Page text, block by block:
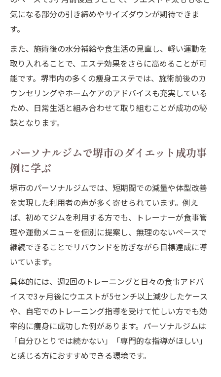
気になる部分の引き締めやサイズダウンが期待できま
す。
また、施術後の水分補給や食生活の見直し、軽い運動を
取り入れることで、エステ効果をさらに高めることが可
能です。堺市内の多くの痩身エステでは、施術前後のカ
ウンセリングやホームケアのアドバイスも充実している
ため、日常生活と組み合わせて取り組むことが成功の秘
訣となります。
パーソナルジムで堺市のダイエット成功事
例に学ぶ
堺市のパーソナルジムでは、短期間での減量や体型改善
を実現した利用者の声が多く寄せられています。例え
ば、初めてジムを利用する方でも、トレーナーが食事管
理や運動メニューを個別に提案し、無理のないペースで
継続できることでリバウンドを防ぎながら目標達成に導
いています。
具体的には、週2回のトレーニングと日々の食事アドバ
イスで3ヶ月後にウエストが5センチ以上減少したケース
や、自宅でのトレーニング指導を受けて忙しい方でも効
率的に痩身に成功した例があります。パーソナルジムは
「自分ひとりでは続かない」「専門的な指導がほしい」
と感じる方におすすめできる環境です。